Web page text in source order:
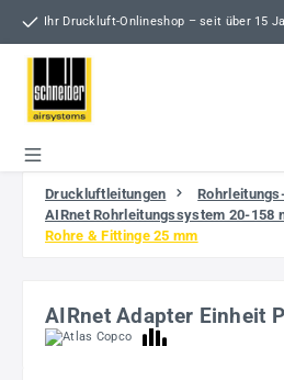
Zum Hauptinhalt springen
Ihr Druckluft-Onlineshop – seit über 15
Druckluftleitungen
AIRnet Rohrleitungssystem 20-158
Rohre & Fittinge 25 mm
AIRnet Adapter Einheit